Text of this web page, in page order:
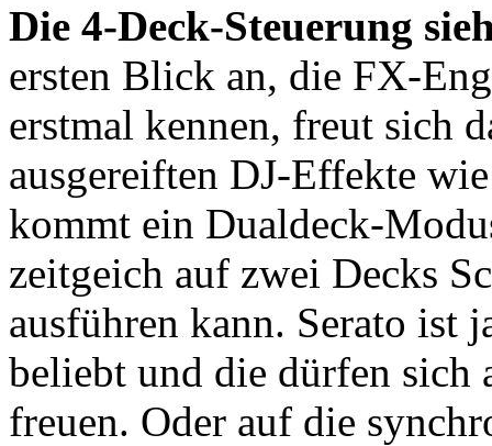
Die 4-Deck-Steuerung
ersten Blick an, die FX-
erstmal kennen, freut sich
ausgereiften DJ-Effekte
kommt ein Dualdeck-
zeitgeich auf zwei Decks
ausführen kann. Serato ist
beliebt und die dürfen sich
freuen. Oder auf die